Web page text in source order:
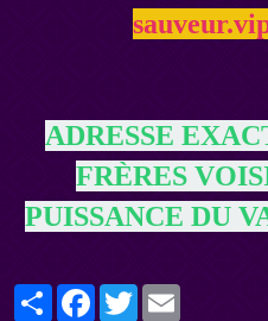
ADRESSE
FRÈRES
PUISSANCE DU
PartagerFacebook
Twitter